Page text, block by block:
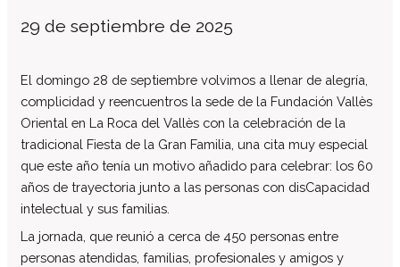
Impacto social
Informe auditoría cuentas anuales
Contratos establecidos con la
administración pública
Convenios suscritos con la
administración pública
Subvenciones y ayudas públicas
concedidas
Asociación de familias
29 de septiembre de 2025
El domingo 28 de septiembre volvimos a llenar de alegría,
complicidad y reencuentros la sede de la Fundación Vallès
Oriental en La Roca del Vallès con la celebración de la
tradicional Fiesta de la Gran Familia, una cita muy especial
que este año tenía un motivo añadido para celebrar: los 60
años de trayectoria junto a las personas con disCapacidad
intelectual y sus familias.
La jornada, que reunió a cerca de 450 personas entre
personas atendidas, familias, profesionales y amigos y